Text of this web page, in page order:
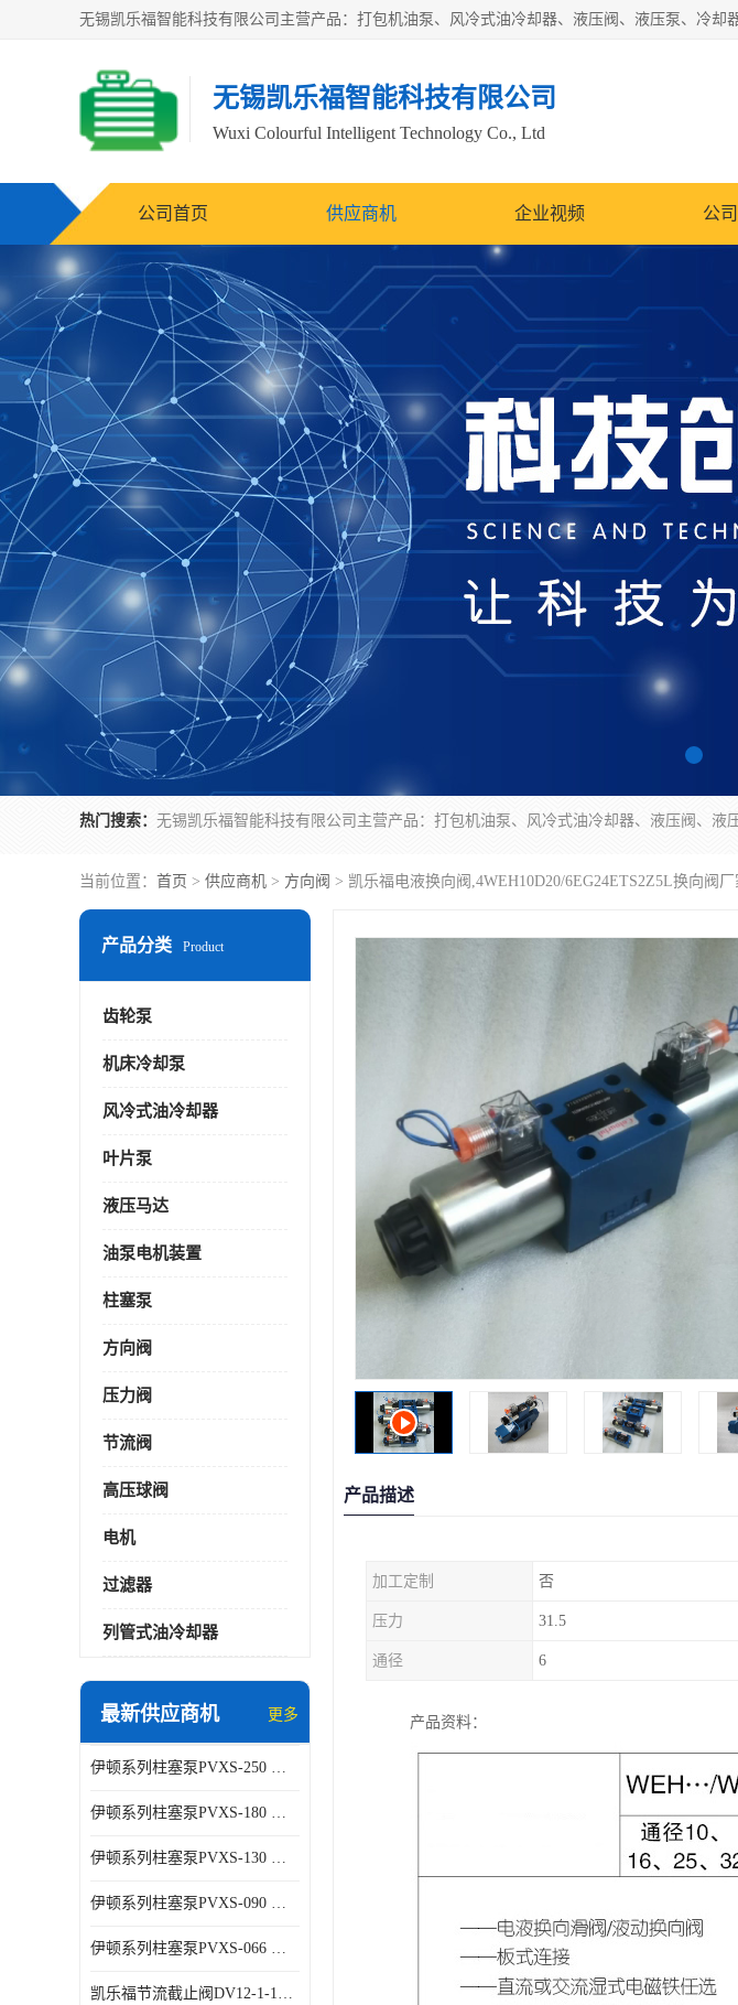
无锡凯乐福智能科技有限公司
Wuxi Colourful Intelligent Technology Co., Ltd
公司首页 供应商机 企业视频 公
热门搜索：
当前位置： 首页 > 供应商机 > 方向阀 > 凯乐福电液换向阀,4WEH10D20/6EG24ETS2Z5L换向阀厂
产品分类 Product
齿轮泵
机床冷却泵
风冷式油冷却器
叶片泵
液压马达
油泵电机装置
柱塞泵
方向阀
压力阀
节流阀
高压球阀
电机
过滤器
列管式油冷却器
最新供应商机 更多
伊顿系列柱塞泵PVXS-250 钢铁厂液压系统增压油泵
伊顿系列柱塞泵PVXS-180 钢铁厂液压系统增压油泵
伊顿系列柱塞泵PVXS-130 钢铁厂液压系统增压油泵
伊顿系列柱塞泵PVXS-090 钢铁厂液压系统增压油泵
伊顿系列柱塞泵PVXS-066 钢铁厂液压系统增压油泵
凯乐福节流截止阀DV12-1-10 液压站节流阀
产品描述
加工定制 否
压力 31.5
通径 6
产品资料：